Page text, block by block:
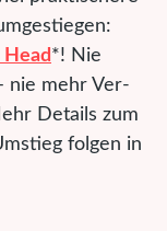
*! Nie
nie mehr Ver-
Details zum
folgen in